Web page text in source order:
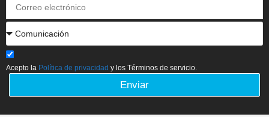
Acepto la Política de privacidad y los Términos de servicio.
Enviar